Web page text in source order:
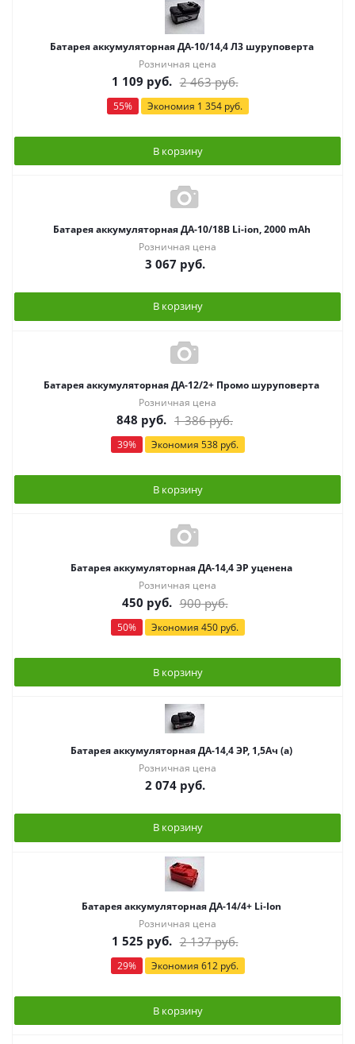
Батарея аккумуляторная ДА-10/14,4 Л3 шуруповерта
Розничная цена
1 109 руб. 2 463руб.
55% Экономия 1 354руб.
В корзину
Батарея аккумуляторная ДА-10/18В Li-ion, 2000 mAh
Розничная цена
3 067 руб.
В корзину
Батарея аккумуляторная ДА-12/2+ Промо шуруповерта
Розничная цена
848 руб. 1 386руб.
39% Экономия 538руб.
В корзину
Батарея аккумуляторная ДА-14,4 ЭР уценена
Розничная цена
450 руб. 900руб.
50% Экономия 450руб.
В корзину
Батарея аккумуляторная ДА-14,4 ЭР, 1,5Ач (а)
Розничная цена
2 074руб.
В корзину
Батарея аккумуляторная ДА-14/4+ Li-Ion
Розничная цена
1 525 руб. 2 137руб.
29% Экономия 612руб.
В корзину